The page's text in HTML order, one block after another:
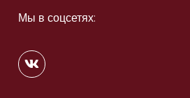
Мы в соцсетях: